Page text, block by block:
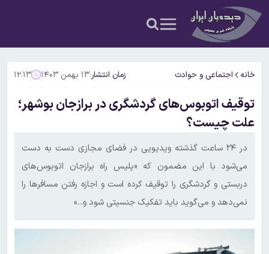
خانه اجتماعی و حوادث زمان انتشار:۱۳ بهمن ۱۴۰۳ ۱۲:۱۳
توقیف اتوبوس‌های گردشگری در برازجان بوشهر؛
علت چیست؟
در ۲۴ ساعت گذشته ویدیویی در فضای مجازی دست به دست
می‌شود با این مضمون که «پلیس راه برازجان اتوبوس‌های
دربستی و گردشگری را توقیف کرده است و اجازه رفتن مسافر‌ها را
نمی‌دهد و می‌گوید باید تفکیک جنسیتی شود و...»